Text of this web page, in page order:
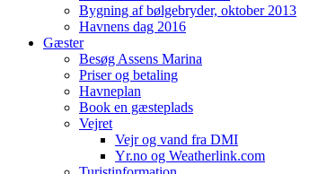
Bygning af bølgebryder, oktober 2013
Havnens dag 2016
Gæster
Besøg Assens Marina
Priser og betaling
Havneplan
Book en gæsteplads
Vejret
Vejr og vand fra DMI
Yr.no og Weatherlink.com